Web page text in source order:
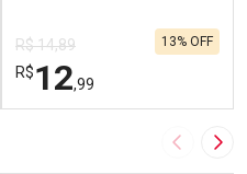
R$ 14,89
R$12,99
13% OFF
Imagem